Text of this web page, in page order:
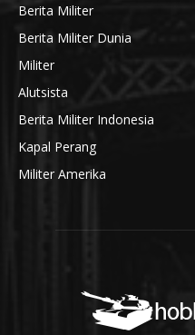
Berita Militer
Berita Militer Dunia
Militer
Alutsista
Berita Militer Indonesia
Kapal Perang
Militer Amerika